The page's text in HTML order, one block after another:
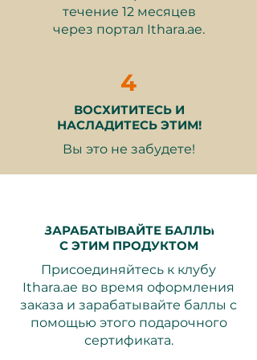
прекрасная возможность для
людей всех возрастов выйти из
Что включено:
Примерно 45 минут
метров и максимальную
глубину 12 метров
Неограниченные
безалкогольные напитки и
вода
Брифинг по безопасности и
оборудованию
течение 12 месяцев
через портал Ithara.ae.
4
ВОСХИТИТЕСЬ И
НАСЛАДИТЕСЬ ЭТИМ!
Вы это не забудете!
ЗАРАБАТЫВАЙТЕ БАЛЛЫ
С ЭТИМ ПРОДУКТОМ
Присоединяйтесь к клубу
Ithara.ae во время оформления
заказа и зарабатывайте баллы с
помощью этого подарочного
сертификата.